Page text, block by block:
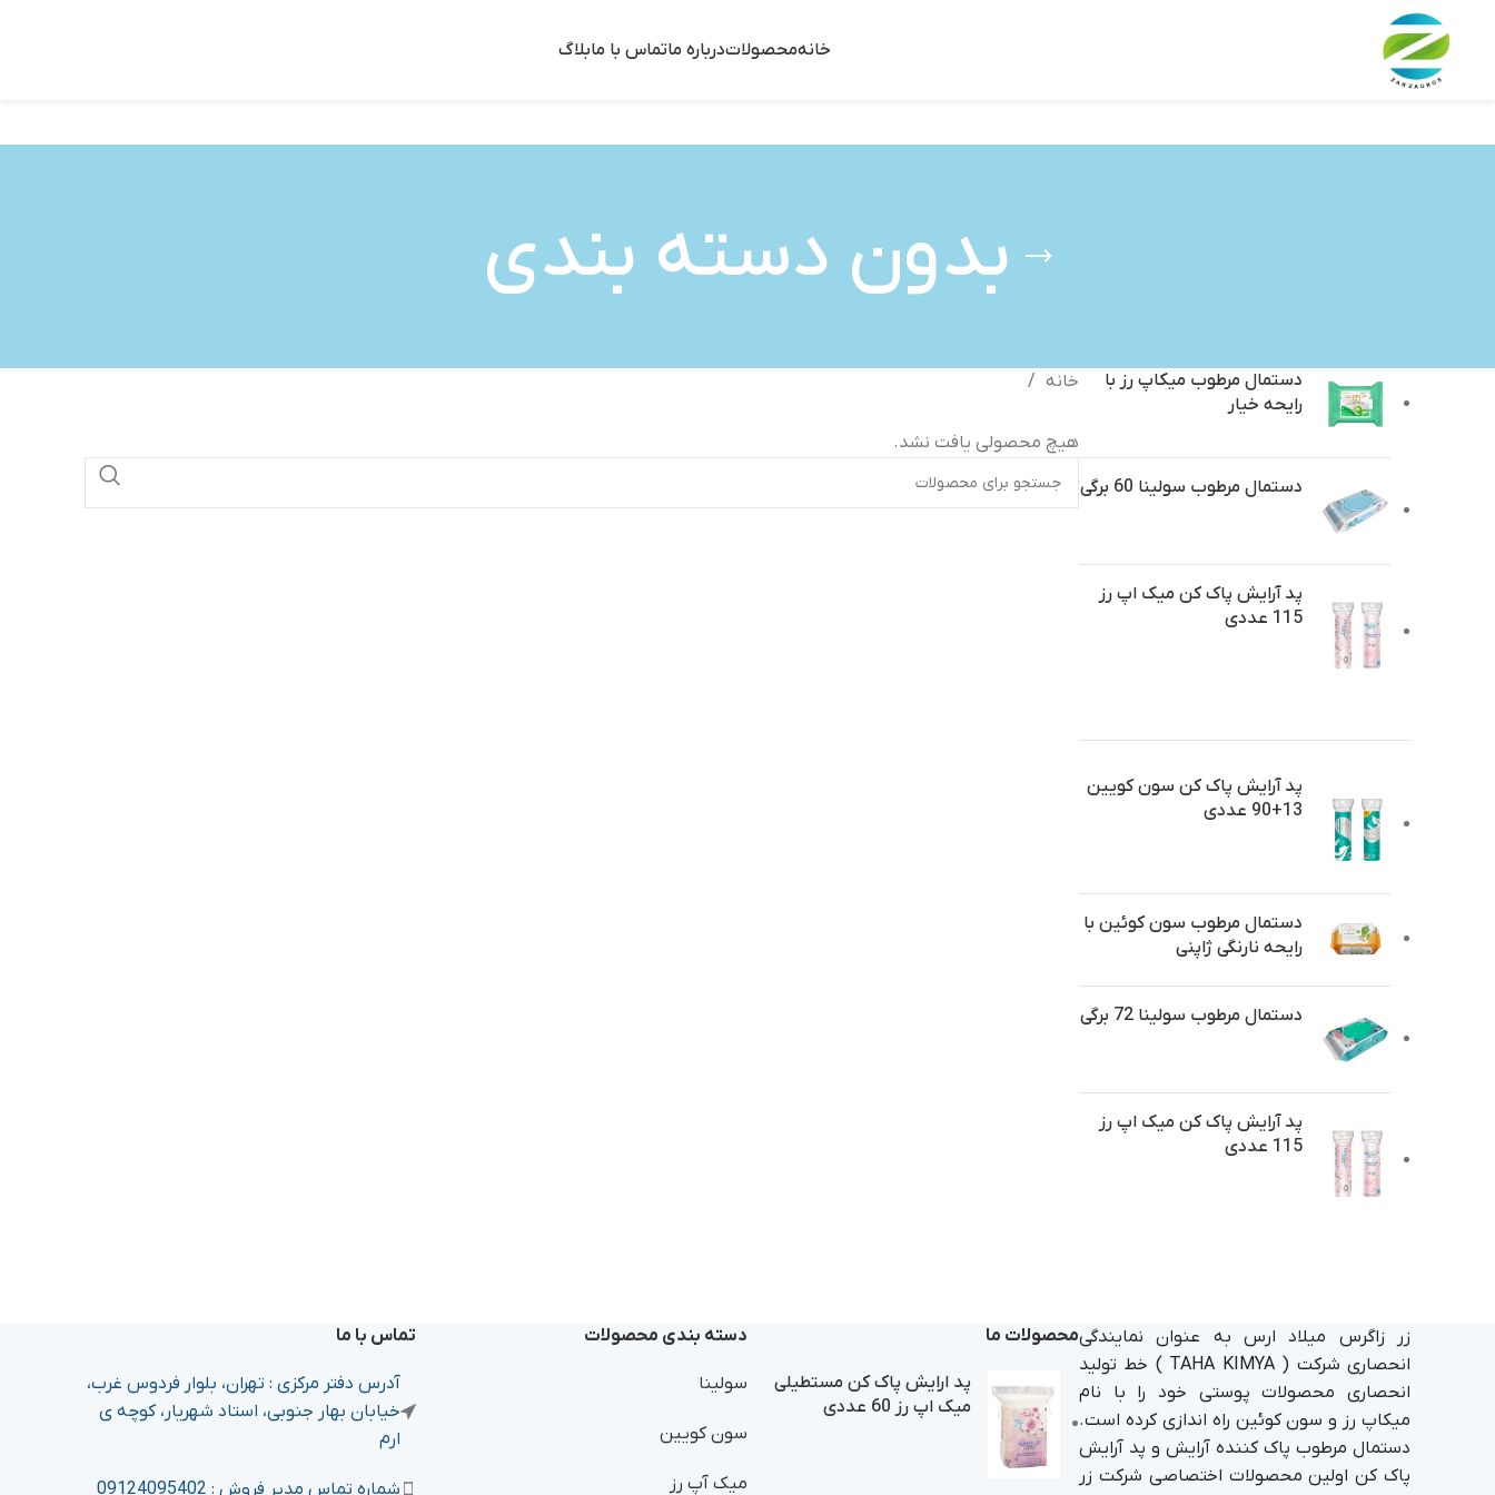
خانهمحصولاتدرباره ماتماس با مابلاگ
بدون دسته بندی
دستمال مرطوب میکاپ رز با
رایحه خیار
دستمال مرطوب سولینا 60 برگی
پد آرایش پاک کن میک اپ رز
115 عددی
پد آرایش پاک کن سون کویین
13+90 عددی
دستمال مرطوب سون کوئین با
رایحه نارنگی ژاپنی
دستمال مرطوب سولینا 72 برگی
پد آرایش پاک کن میک اپ رز
115 عددی
خانه
هیچ محصولی یافت نشد.
زر زاگرس میلاد ارس به عنوان نمایندگی
انحصاری شرکت ( TAHA KIMYA ) خط تولید
انحصاری محصولات پوستی خود را با نام
میکاپ رز و سون کوئین راه اندازی کرده است.
دستمال مرطوب پاک کننده آرایش و پد آرایش
پاک کن اولین محصولات اختصاصی شرکت زر
محصولات ما
پد ارایش پاک کن مستطیلی
میک اپ رز 60 عددی
دسته بندی محصولات
سولینا
سون کویین
میک آپ رز
تماس با ما
آدرس دفتر مرکزی : تهران، بلوار فردوس غرب،
خیابان بهار جنوبی، استاد شهریار، کوچه ی
ارم
شماره تماس مدیر فروش : 09124095402